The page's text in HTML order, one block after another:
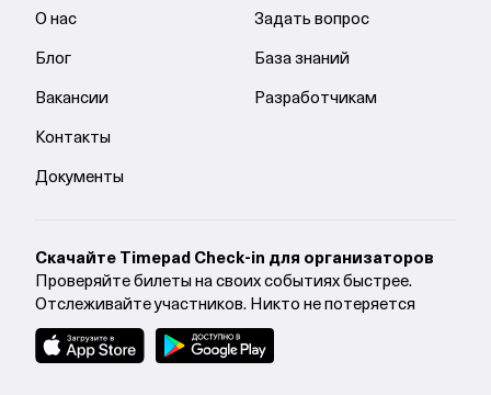
О нас
Блог
Вакансии
Контакты
Документы
Задать вопрос
База знаний
Разработчикам
Cкачайте Timepad Check-in для организаторов
Проверяйте билеты на своих событиях быстрее.
Отслеживайте участников. Никто не потеряется